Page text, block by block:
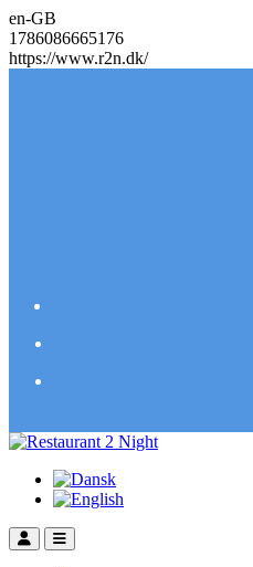
en-GB
1786086665176
https://www.r2n.dk/